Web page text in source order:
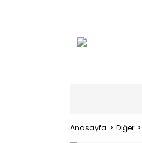
Anasayfa Diğer